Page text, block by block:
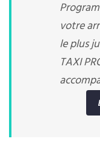
votre
le plus
TAXI